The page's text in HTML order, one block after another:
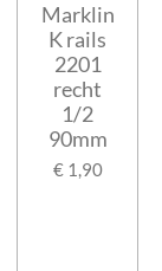
Marklin
K rails
2201
recht
1/2
90mm
€ 1,90